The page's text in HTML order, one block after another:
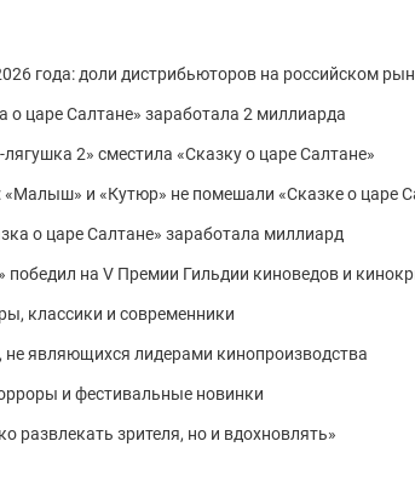
года: доли дистрибьюторов на российском
о царе Салтане» заработала 2 миллиарда
2» сместила «Сказку о царе Салтане»
«Малыш» и «Кутюр» не помешали «Сказке о царе
о царе Салтане» заработала миллиард
на V Премии Гильдии киноведов и
классики и современники
являющихся лидерами кинопроизводства
и фестивальные новинки
развлекать зрителя, но и вдохновлять»